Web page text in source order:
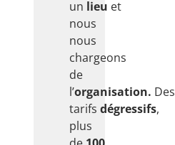
un lieu et
nous
nous
chargeons
de
l’organisation. Des
tarifsdégressifs,
plus